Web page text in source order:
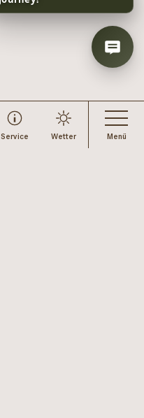
Menü
Service Wetter